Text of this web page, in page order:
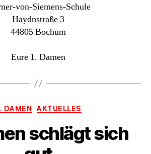
von-Siemens-Schule
Haydnstraße 3
44805 Bochum
Eure 1. Damen
Kategorien
DAMEN AKTUELLES
schlägt sich